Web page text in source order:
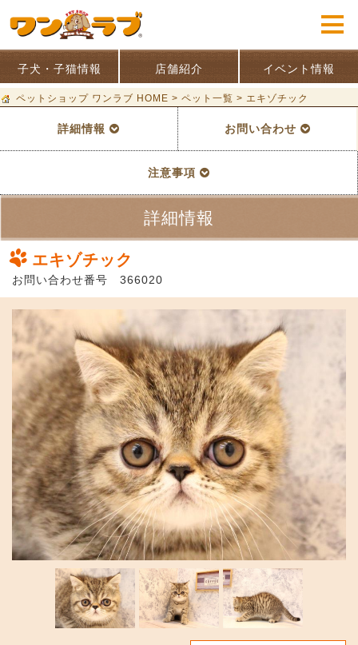
子犬・子猫情報 店舗紹介 イベント情報
ペットショップ ワンラブ HOME > ペット一覧 > エキゾチック
詳細情報 お問い合わせ
注意事項
詳細情報
エキゾチック
お問い合わせ番号 366020